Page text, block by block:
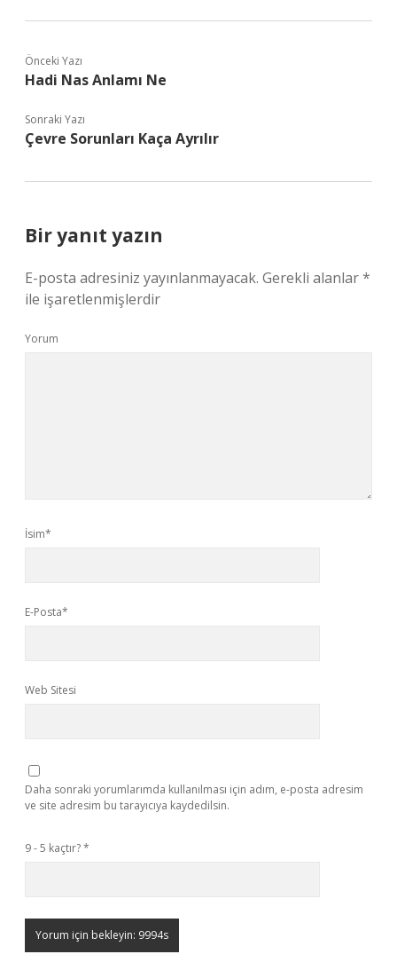
Önceki Yazı
Hadi Nas Anlamı Ne
Sonraki Yazı
Çevre Sorunları Kaça Ayrılır
Bir yanıt yazın
E-posta adresiniz yayınlanmayacak. Gerekli alanlar*
ile işaretlenmişlerdir
Yorum
İsim*
E-Posta*
Web Sitesi
Daha sonraki yorumlarımda kullanılması için adım, e-posta adresim
ve site adresim bu tarayıcıya kaydedilsin.
9 - 5 kaçtır?*